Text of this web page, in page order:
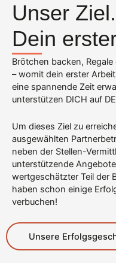
Unser Ziel.
Dein
Brötchen backen,
– womit dein erster
eine spannende Zeit
unterstützen DICH auf
Um dieses Ziel zu
ausgewählten
neben der Stellen-
unterstützende
wertgeschätzter Teil der
haben schon einige
verbuchen!
Unsere